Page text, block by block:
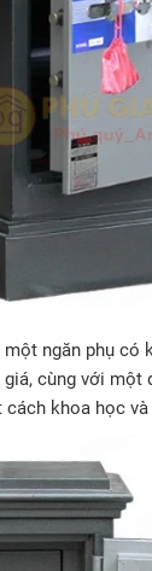
ngăn phụ có
cùng với một
khoa học và